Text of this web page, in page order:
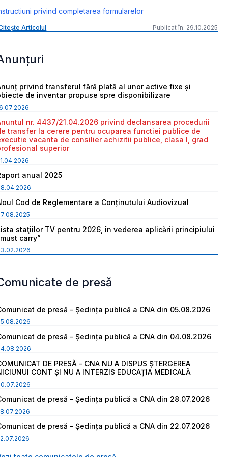
privind completarea formularelor
Articolul Publicat în: 29.10.2025
privind transferul fără plată al unor active fixe și
de inventar propuse spre disponibilizare
nr. 4437/21.04.2026 privind declansarea procedurii
transfer la cerere pentru ocuparea functiei publice de
vacanta de consilier achizitii publice, clasa I, grad
superior
anual 2025
Cod de Reglementare a Conținutului Audiovizual
staţiilor TV pentru 2026, în vederea aplicării principiului
carry”
de presă
de presă - Ședința publică a CNA din 05.08.2026
de presă - Ședința publică a CNA din 04.08.2026
DE PRESĂ - CNA NU A DISPUS ȘTERGEREA
CONT ȘI NU A INTERZIS EDUCAȚIA MEDICALĂ
de presă - Ședința publică a CNA din 28.07.2026
de presă - Ședința publică a CNA din 22.07.2026